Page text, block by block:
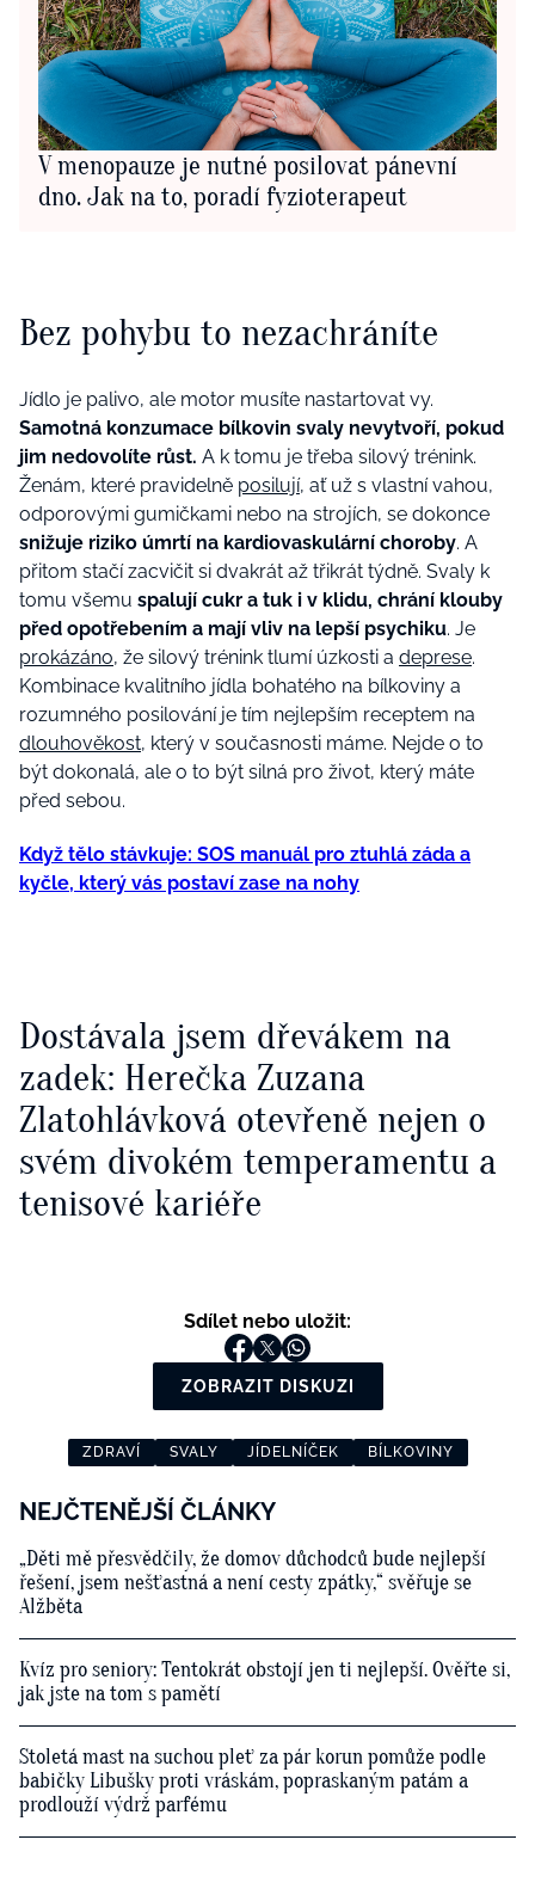
V menopauze je nutné posilovat pánevní
dno. Jak na to, poradí fyzioterapeut
Bez pohybu to nezachráníte
Jídlo je palivo, ale motor musíte nastartovat vy.
Samotná konzumace bílkovin svaly nevytvoří, pokud
jim nedovolíte růst. A k tomu je třeba silový trénink.
Ženám, které pravidelně posilují, ať už s vlastní vahou,
odporovými gumičkami nebo na strojích, se dokonce
snižuje riziko úmrtí na kardiovaskulární choroby. A
přitom stačí zacvičit si dvakrát až třikrát týdně. Svaly k
tomu všemu spalují cukr a tuk i v klidu, chrání klouby
před opotřebením a mají vliv na lepší psychiku. Je
prokázáno, že silový trénink tlumí úzkosti a deprese.
Kombinace kvalitního jídla bohatého na bílkoviny a
rozumného posilování je tím nejlepším receptem na
dlouhověkost, který v současnosti máme. Nejde o to
být dokonalá, ale o to být silná pro život, který máte
před sebou.
Když tělo stávkuje: SOS manuál pro ztuhlá záda a
kyčle, který vás postaví zase na nohy
Dostávala jsem dřevákem na
zadek: Herečka Zuzana
Zlatohlávková otevřeně nejen o
svém divokém temperamentu a
tenisové kariéře
Sdílet nebo uložit:
ZOBRAZIT DISKUZI
ZDRAVÍ SVALY JÍDELNÍČEK BÍLKOVINY
NEJČTENĚJŠÍ ČLÁNKY
„Děti mě přesvědčily, že domov důchodců bude nejlepší
řešení, jsem nešťastná a není cesty zpátky,“ svěřuje se
Alžběta
Kvíz pro seniory: Tentokrát obstojí jen ti nejlepší. Ověřte si,
jak jste na tom s pamětí
Stoletá mast na suchou pleť za pár korun pomůže podle
babičky Libušky proti vráskám, popraskaným patám a
prodlouží výdrž parfému